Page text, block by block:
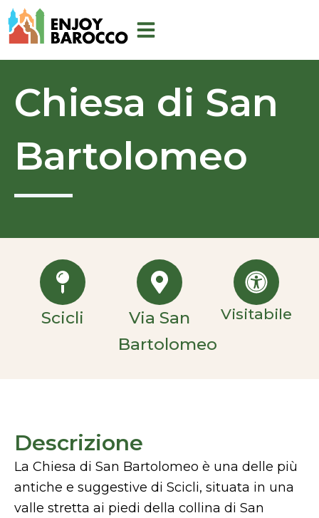
Vai
al
Chiesa di San
Bartolomeo
Scicli
Via San
Bartolomeo
Visitabile
Descrizione
La Chiesa di San Bartolomeo è una delle più
antiche e suggestive di Scicli, situata in una
valle stretta ai piedi della collina di San